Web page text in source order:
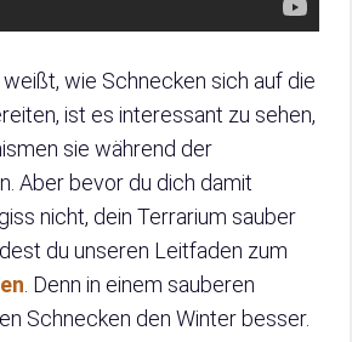
wie Schnecken sich auf die
ist es interessant zu sehen,
sie während der
Aber bevor du dich damit
nicht, dein Terrarium sauber
du unseren Leitfaden zum
. Denn in einem sauberen
Schnecken den Winter besser.